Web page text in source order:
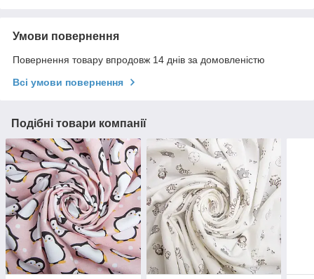
Умови повернення
Повернення товару впродовж 14 днів за домовленістю
Всі умови повернення
Подібні товари компанії